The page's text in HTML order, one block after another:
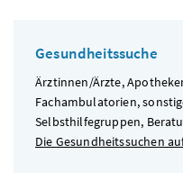
Gesundheitssuche
Ärztinnen/Ärzte,
Fachambulatorien,
Selbsthilfegruppen,
Die Gesundheitssuchen